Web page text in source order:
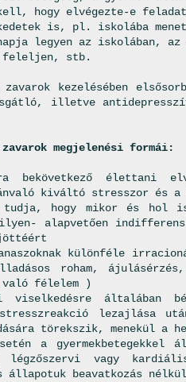
hogy elvégezte-e
is, pl. iskolába
legyen az iskolában,
feleljen, stb.
zavarok kezelésében
illetve
zavarok megjelenési formái:
bekövetkező élettani
kiváltó stresszor és
tudja, hogy mikor és hol
alapvetően
különféle
roham,
félelem )
viselkedésre általában
lezajlása
törekszik, menekül a
a
vagy
állapotuk beavatkozás